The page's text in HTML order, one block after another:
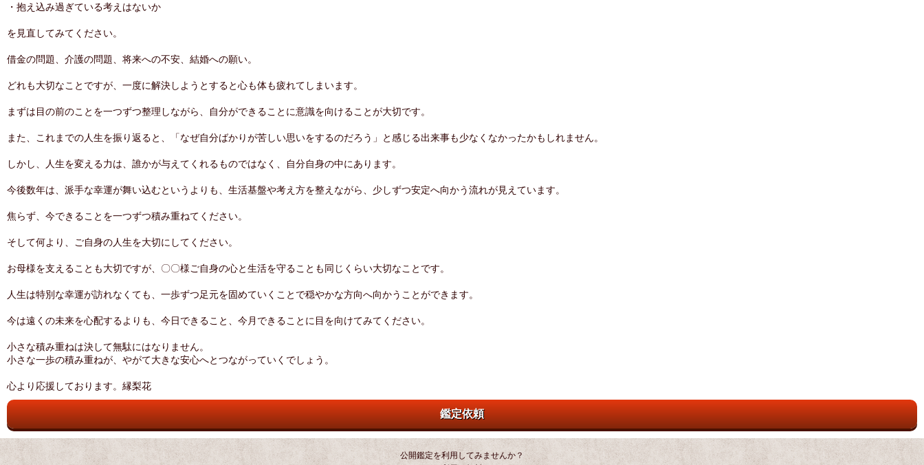
・抱え込み過ぎている考えはないか
を見直してみてください。
借金の問題、介護の問題、将来への不安、結婚への願い。
どれも大切なことですが、一度に解決しようとすると心も体も疲れてしまいます。
まずは目の前のことを一つずつ整理しながら、自分ができることに意識を向けることが大切です。
また、これまでの人生を振り返ると、「なぜ自分ばかりが苦しい思いをするのだろう」と感じる出来事も少なくなかったかもしれません。
しかし、人生を変える力は、誰かが与えてくれるものではなく、自分自身の中にあります。
今後数年は、派手な幸運が舞い込むというよりも、生活基盤や考え方を整えながら、少しずつ安定へ向かう流れが見えています。
焦らず、今できることを一つずつ積み重ねてください。
そして何より、ご自身の人生を大切にしてください。
お母様を支えることも大切ですが、〇〇様ご自身の心と生活を守ることも同じくらい大切なことです。
人生は特別な幸運が訪れなくても、一歩ずつ足元を固めていくことで穏やかな方向へ向かうことができます。
今は遠くの未来を心配するよりも、今日できること、今月できることに目を向けてみてください。
小さな積み重ねは決して無駄にはなりません。
小さな一歩の積み重ねが、やがて大きな安心へとつながっていくでしょう。
心より応援しております。縁梨花
鑑定依頼
公開鑑定を利用してみませんか？